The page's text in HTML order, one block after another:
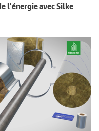
l'énergie avec Silke